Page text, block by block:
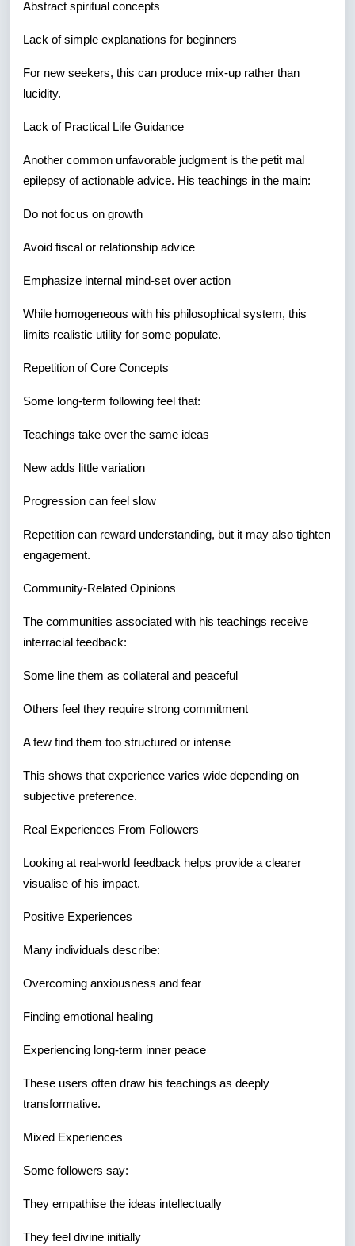
Abstract spiritual concepts
Lack of simple explanations for beginners
For new seekers, this can produce mix-up rather than
lucidity.
Lack of Practical Life Guidance
Another common unfavorable judgment is the petit mal
epilepsy of actionable advice. His teachings in the main:
Do not focus on growth
Avoid fiscal or relationship advice
Emphasize internal mind-set over action
While homogeneous with his philosophical system, this
limits realistic utility for some populate.
Repetition of Core Concepts
Some long-term following feel that:
Teachings take over the same ideas
New adds little variation
Progression can feel slow
Repetition can reward understanding, but it may also tighten
engagement.
Community-Related Opinions
The communities associated with his teachings receive
interracial feedback:
Some line them as collateral and peaceful
Others feel they require strong commitment
A few find them too structured or intense
This shows that experience varies wide depending on
subjective preference.
Real Experiences From Followers
Looking at real-world feedback helps provide a clearer
visualise of his impact.
Positive Experiences
Many individuals describe:
Overcoming anxiousness and fear
Finding emotional healing
Experiencing long-term inner peace
These users often draw his teachings as deeply
transformative.
Mixed Experiences
Some followers say:
They empathise the ideas intellectually
They feel divine initially